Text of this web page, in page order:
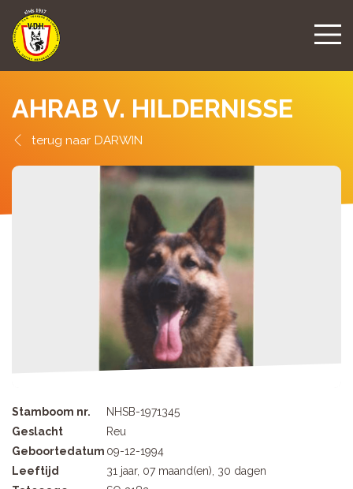
AHRAB V. HILDERNISSE
DARWIN
Stamboom nr.
NHSB-1971345
Geslacht
Reu
Geboortedatum 09-12-1994
Leeftijd
31 jaar, 07 maand(en), 30 dagen